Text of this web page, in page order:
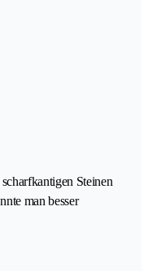
Steinen
man besser